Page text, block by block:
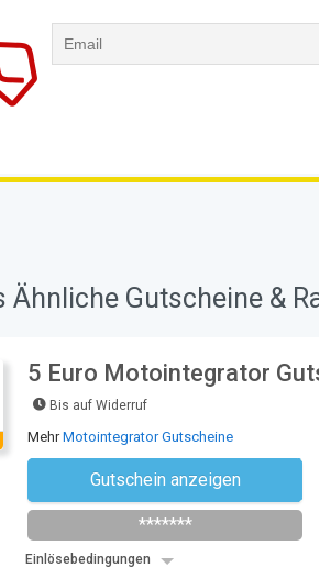
Ähnliche Gutscheine &
5 Euro Motointegrator
Bis auf Widerruf
MehrMotointegrator Gutscheine
Gutschein anzeigen
Newsletter des Shops abonnieren
*******
Einlösebedingungen